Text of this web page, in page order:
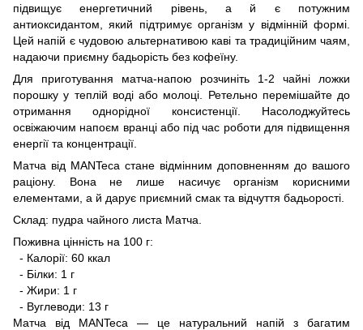
підвищує енергетичний рівень, а й є потужним
антиоксидантом, який підтримує організм у відмінній формі.
Цей напій є чудовою альтернативою каві та традиційним чаям,
надаючи приємну бадьорість без кофеїну.
Для приготування матча-напою розчиніть 1-2 чайні ложки
порошку у теплій воді або молоці. Ретельно перемішайте до
отримання однорідної консистенції. Насолоджуйтесь
освіжаючим напоєм вранці або під час роботи для підвищення
енергії та концентрації.
Матча від MANTeca стане відмінним доповненням до вашого
раціону. Вона не лише насичує організм корисними
елементами, а й дарує приємний смак та відчуття бадьорості.
Склад: пудра чайного листа Матча.
Поживна цінність на 100 г:
- Калорії: 60 ккал
- Білки: 1 г
- Жири: 1 г
- Вуглеводи: 13 г
Матча від MANTeca — це натуральний напій з багатим